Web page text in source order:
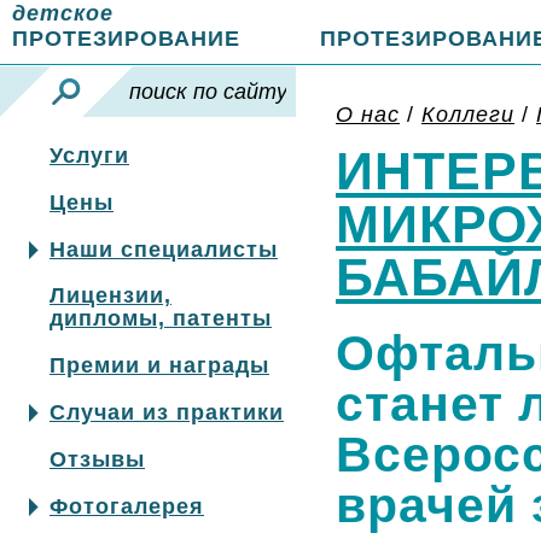
детское
ПРОТЕЗИРОВАНИЕ
Услуги
Цены
Наши специалисты
Лицензии,
дипломы, патенты
Премии и награды
Случаи из практики
Отзывы
Фотогалерея
О нас / Коллеги /
станет
врачей